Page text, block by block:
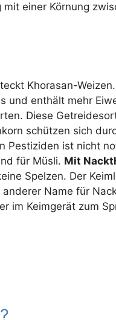
einer Körnung
Khorasan-
und enthält mehr
Diese
schützen sich
Pestiziden ist nicht
für Müsli. Mit
Spelzen. Der
anderer Name für
im Keimgerät zum